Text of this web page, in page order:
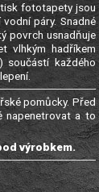
tisk fototapety jsou
páry. Snadné
povrch usnadňuje
vlhkým hadříkem
součástí každého
pomůcky. Před
napenetrovat a to
výrobkem.